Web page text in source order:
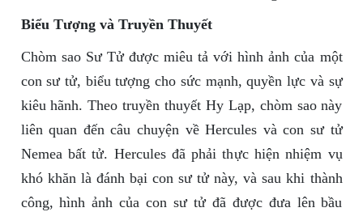
Biểu Tượng và Truyền Thuyết
Chòm sao Sư Tử được miêu tả với hình ảnh của một
con sư tử, biểu tượng cho sức mạnh, quyền lực và sự
kiêu hãnh. Theo truyền thuyết Hy Lạp, chòm sao này
liên quan đến câu chuyện về Hercules và con sư tử
Nemea bất tử. Hercules đã phải thực hiện nhiệm vụ
khó khăn là đánh bại con sư tử này, và sau khi thành
công, hình ảnh của con sư tử đã được đưa lên bầu